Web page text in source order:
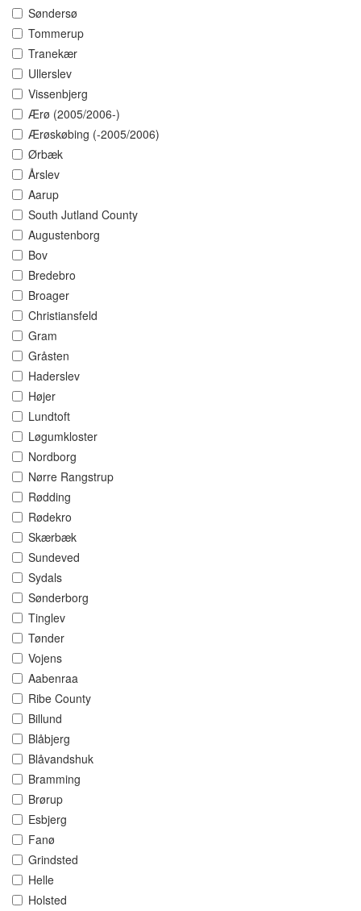
Søndersø
Tommerup
Tranekær
Ullerslev
Vissenbjerg
Ærø (2005/2006-)
Ærøskøbing (-2005/2006)
Ørbæk
Årslev
Aarup
South Jutland County
Augustenborg
Bov
Bredebro
Broager
Christiansfeld
Gram
Gråsten
Haderslev
Højer
Lundtoft
Løgumkloster
Nordborg
Nørre Rangstrup
Rødding
Rødekro
Skærbæk
Sundeved
Sydals
Sønderborg
Tinglev
Tønder
Vojens
Aabenraa
Ribe County
Billund
Blåbjerg
Blåvandshuk
Bramming
Brørup
Esbjerg
Fanø
Grindsted
Helle
Holsted